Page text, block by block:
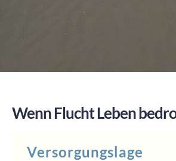
Wenn Flucht Leben
Versorgungslage